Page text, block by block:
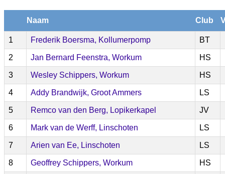
Naam Club
1 Frederik Boersma, Kollumerpomp BT
2 Jan Bernard Feenstra, Workum HS
3 Wesley Schippers, Workum HS
4 Addy Brandwijk, Groot Ammers LS
5 Remco van den Berg, Lopikerkapel JV
6 Mark van de Werff, Linschoten LS
7 Arien van Ee, Linschoten LS
8 Geoffrey Schippers, Workum HS